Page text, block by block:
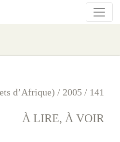
d’Afrique) / 2005 / 141
À LIRE, À VOIR